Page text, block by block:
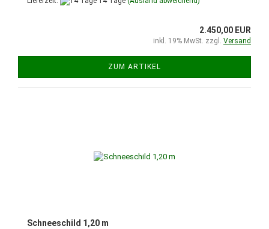
2.450,00 EUR
inkl. 19% MwSt. zzgl. Versand
ZUM ARTIKEL
Schneeschild 1,20 m